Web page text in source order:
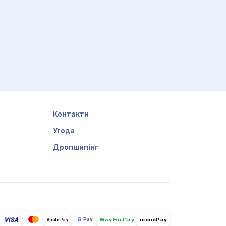
Контакти
Угода
Дропшипінг
VISA Apple Pay G Pay WayForPay monoPay